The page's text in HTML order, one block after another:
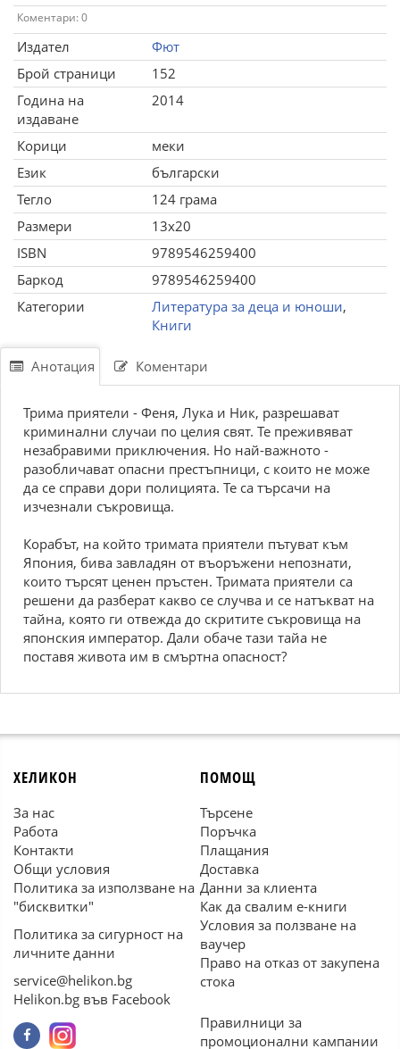
Коментари: 0
Издател
Фют
Брой страници
152
Година на
издаване
2014
Корици
меки
Език
български
Тегло
124 грама
Размери
13x20
ISBN
9789546259400
Баркод
9789546259400
Категории
Литература за деца и юноши,
Книги
Анотация Коментари
Трима приятели - Феня, Лука и Ник, разрешават
криминални случаи по целия свят. Те преживяват
незабравими приключения. Но най-важното -
разобличават опасни престъпници, с които не може
да се справи дори полицията. Те са търсачи на
изчезнали съкровища.
Корабът, на който тримата приятели пътуват към
Япония, бива завладян от въоръжени непознати,
които търсят ценен пръстен. Тримата приятели са
решени да разберат какво се случва и се натъкват на
тайна, която ги отвежда до скритите съкровища на
японския император. Дали обаче тази тайа не
поставя живота им в смъртна опасност?
ХЕЛИКОН
За нас
Работа
Контакти
Общи условия
Политика за използване на
"бисквитки"
Политика за сигурност на
личните данни
service@helikon.bg
Helikon.bg във Facebook
ПОМОЩ
Търсене
Поръчка
Плащания
Доставка
Данни за клиента
Как да свалим е-книги
Условия за ползване на
ваучер
Право на отказ от закупена
стока
Правилници за
промоционални кампании